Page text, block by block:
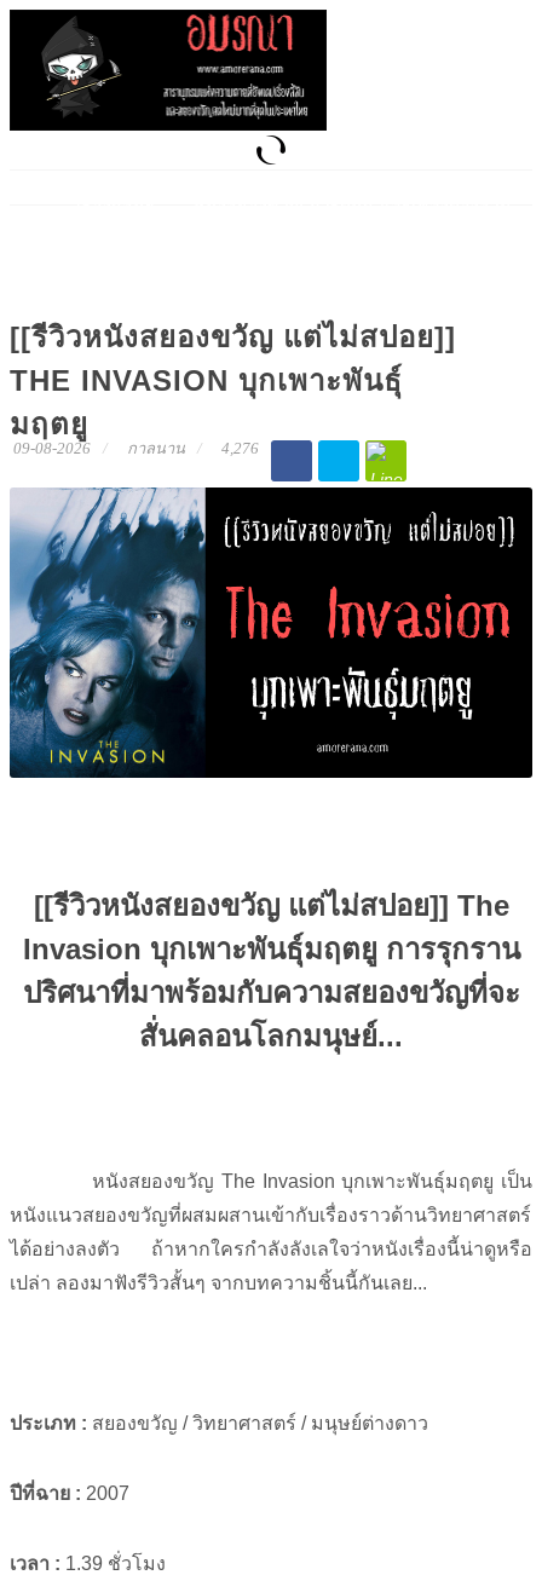
[[รีวิวหนังสยองขวัญ แต่ไม่สปอย]]
THE INVASION บุกเพาะพันธุ์
มฤตยู
09-08-2026 กาลนาน 4,276
[[รีวิวหนังสยองขวัญ แต่ไม่สปอย]] The
Invasion บุกเพาะพันธุ์มฤตยู การรุกราน
ปริศนาที่มาพร้อมกับความสยองขวัญที่จะ
สั่นคลอนโลกมนุษย์...
หนังสยองขวัญ The Invasion บุกเพาะพันธุ์มฤตยู เป็น
หนังแนวสยองขวัญที่ผสมผสานเข้ากับเรื่องราวด้านวิทยาศาสตร์
ได้อย่างลงตัว ถ้าหากใครกำลังลังเลใจว่าหนังเรื่องนี้น่าดูหรือ
เปล่า ลองมาฟังรีวิวสั้นๆ จากบทความชิ้นนี้กันเลย...
ประเภท : สยองขวัญ / วิทยาศาสตร์ / มนุษย์ต่างดาว
ปีที่ฉาย : 2007
เวลา : 1.39 ชั่วโมง